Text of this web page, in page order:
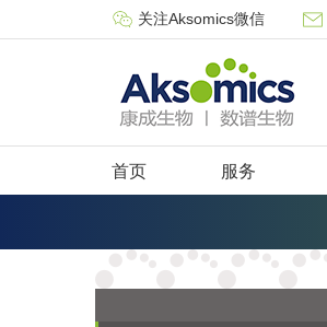
关注Aksomics微信
首页 服务